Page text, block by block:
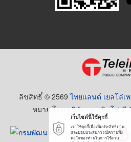
ลิขสิทธิ์ © 2569ไทยแลนด์ เยลโล่เพ
หมาย โดยบริษัท เทเลอินโฟ มี
เว็บไซต์นี้ใช้คุกกี้
เราใช้คุกกี้เพื่อเพิ่มประสิทธิภาพ
และมอบประสบการณ์ความพึง
พอใจของท่านในการใช้งาน